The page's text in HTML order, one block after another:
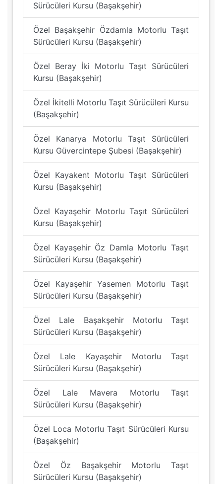
Sürücüleri Kursu (Başakşehir)
Özel Başakşehir Özdamla Motorlu Taşıt
Sürücüleri Kursu (Başakşehir)
Özel Beray İki Motorlu Taşıt Sürücüleri
Kursu (Başakşehir)
Özel İkitelli Motorlu Taşıt Sürücüleri Kursu
(Başakşehir)
Özel Kanarya Motorlu Taşıt Sürücüleri
Kursu Güvercintepe Şubesi (Başakşehir)
Özel Kayakent Motorlu Taşıt Sürücüleri
Kursu (Başakşehir)
Özel Kayaşehir Motorlu Taşıt Sürücüleri
Kursu (Başakşehir)
Özel Kayaşehir Öz Damla Motorlu Taşıt
Sürücüleri Kursu (Başakşehir)
Özel Kayaşehir Yasemen Motorlu Taşıt
Sürücüleri Kursu (Başakşehir)
Özel Lale Başakşehir Motorlu Taşıt
Sürücüleri Kursu (Başakşehir)
Özel Lale Kayaşehir Motorlu Taşıt
Sürücüleri Kursu (Başakşehir)
Özel Lale Mavera Motorlu Taşıt
Sürücüleri Kursu (Başakşehir)
Özel Loca Motorlu Taşıt Sürücüleri Kursu
(Başakşehir)
Özel Öz Başakşehir Motorlu Taşıt
Sürücüleri Kursu (Başakşehir)